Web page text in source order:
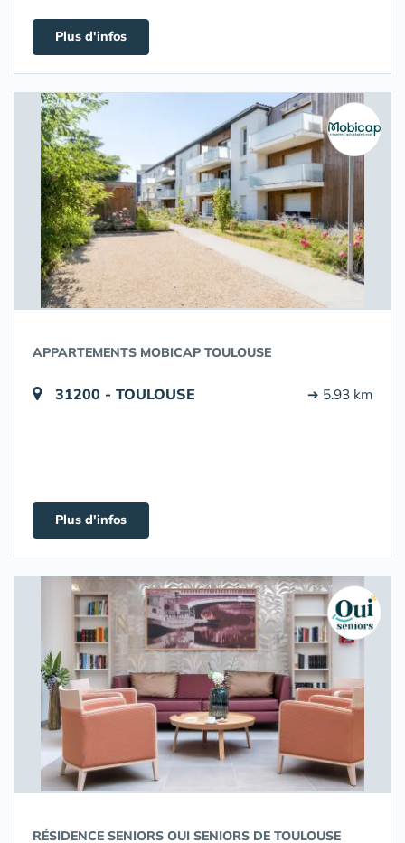
Plus d'infos
APPARTEMENTS MOBICAP TOULOUSE
31200 - TOULOUSE ➔ 5.93 km
Plus d'infos
RÉSIDENCE SENIORS OUI SENIORS DE TOULOUSE